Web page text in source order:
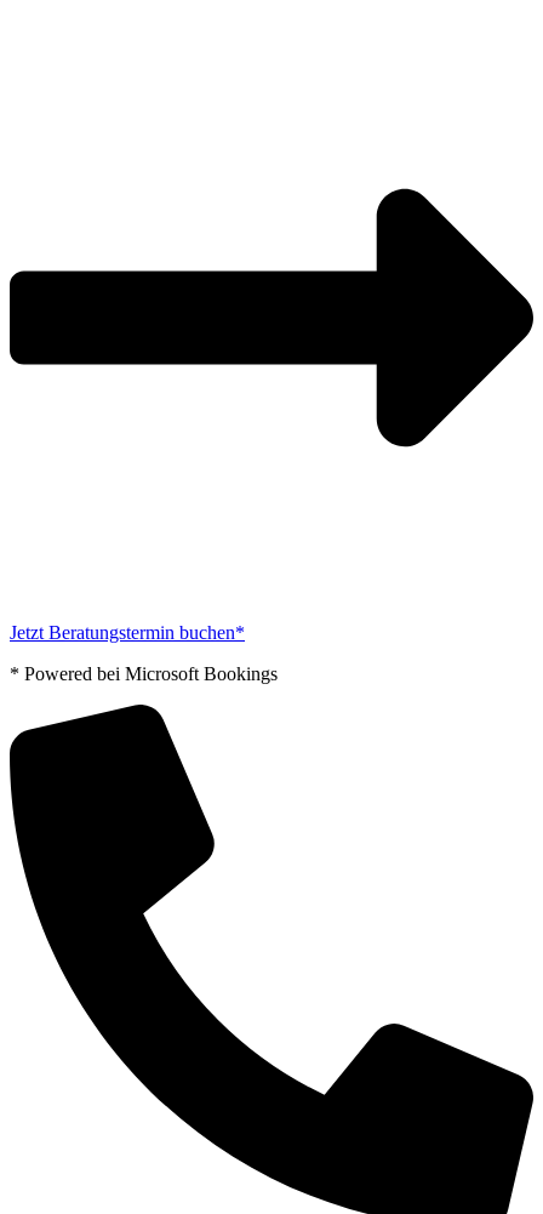
Jetzt Beratungstermin buchen*
* Powered bei Microsoft Bookings